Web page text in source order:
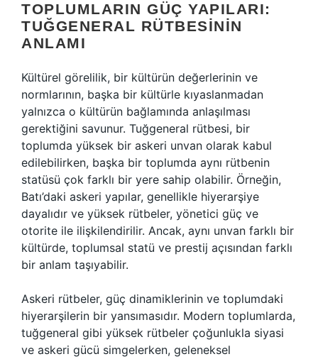
TOPLUMLARIN GÜÇ YAPILARI:
TUĞGENERAL RÜTBESININ
ANLAMI
Kültürel görelilik, bir kültürün değerlerinin ve
normlarının, başka bir kültürle kıyaslanmadan
yalnızca o kültürün bağlamında anlaşılması
gerektiğini savunur. Tuğgeneral rütbesi, bir
toplumda yüksek bir askeri unvan olarak kabul
edilebilirken, başka bir toplumda aynı rütbenin
statüsü çok farklı bir yere sahip olabilir. Örneğin,
Batı’daki askeri yapılar, genellikle hiyerarşiye
dayalıdır ve yüksek rütbeler, yönetici güç ve
otorite ile ilişkilendirilir. Ancak, aynı unvan farklı bir
kültürde, toplumsal statü ve prestij açısından farklı
bir anlam taşıyabilir.
Askeri rütbeler, güç dinamiklerinin ve toplumdaki
hiyerarşilerin bir yansımasıdır. Modern toplumlarda,
tuğgeneral gibi yüksek rütbeler çoğunlukla siyasi
ve askeri gücü simgelerken, geleneksel